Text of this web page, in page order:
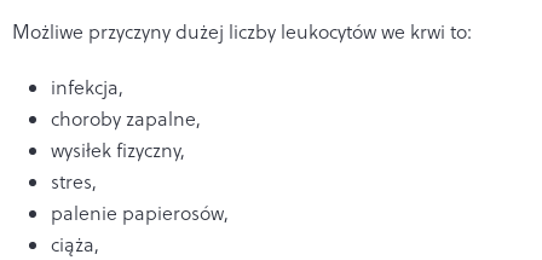
Możliwe przyczyny dużej liczby leukocytów we krwi to:
infekcja,
choroby zapalne,
wysiłek fizyczny,
stres,
palenie papierosów,
ciąża,